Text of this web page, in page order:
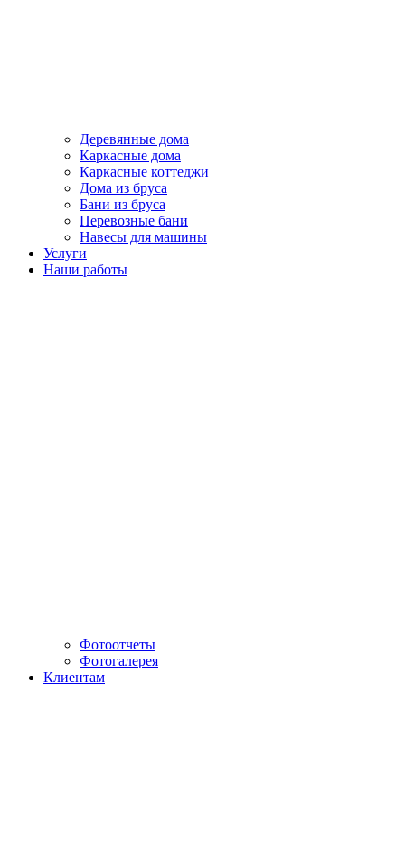
Деревянные дома
Каркасные дома
Каркасные коттеджи
Дома из бруса
Бани из бруса
Перевозные бани
Навесы для машины
Услуги
Наши работы
Фотоотчеты
Фотогалерея
Клиентам